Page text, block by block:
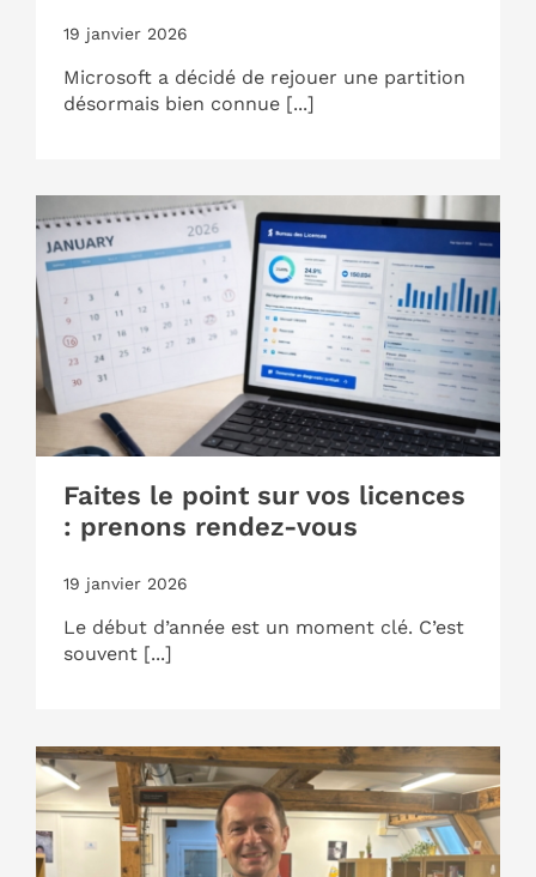
19 janvier 2026
Microsoft a décidé de rejouer une partition
désormais bien connue [...]
Faites le point sur vos licences
: prenons rendez-vous
19 janvier 2026
Le début d’année est un moment clé. C’est
souvent [...]